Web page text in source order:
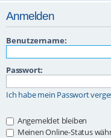
Anmelden
Benutzername:
Passwort:
Ich habe mein Passwort
Angemeldet bleiben
Meinen Online-Status